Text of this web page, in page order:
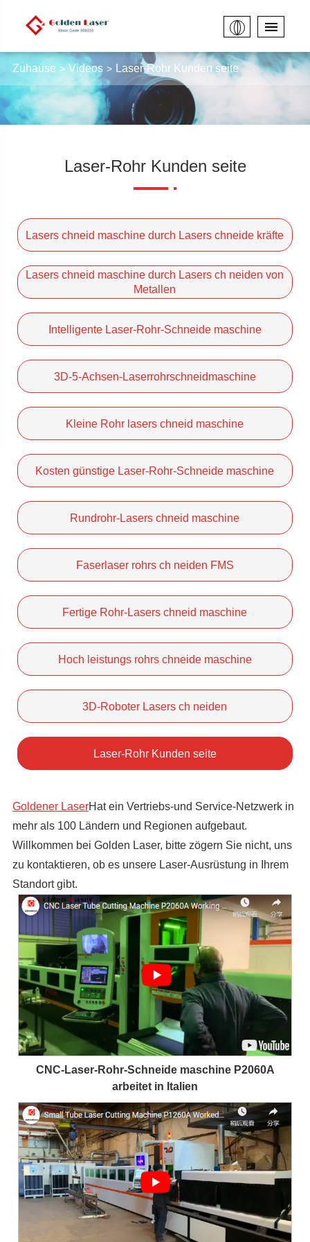
Zuhause Videos Laser-Rohr Kunden seite
Laser-Rohr Kunden seite
Lasers chneid maschine durch Lasers chneide kräfte
Lasers chneid maschine durch Lasers ch neiden von
Metallen
Intelligente Laser-Rohr-Schneide maschine
3D-5-Achsen-Laserrohrschneidmaschine
Kleine Rohr lasers chneid maschine
Kosten günstige Laser-Rohr-Schneide maschine
Rundrohr-Lasers chneid maschine
Faserlaser rohrs ch neiden FMS
Fertige Rohr-Lasers chneid maschine
Hoch leistungs rohrs chneide maschine
3D-Roboter Lasers ch neiden
Laser-Rohr Kunden seite
Goldener LaserHat ein Vertriebs-und Service-Netzwerk in
mehr als 100 Ländern und Regionen aufgebaut.
Willkommen bei Golden Laser, bitte zögern Sie nicht, uns
zu kontaktieren, ob es unsere Laser-Ausrüstung in Ihrem
Standort gibt.
CNC-Laser-Rohr-Schneide maschine P2060A
arbeitet in Italien